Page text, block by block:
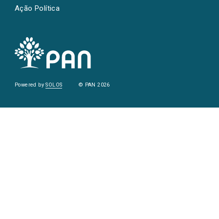
Ação Política
Powered bySOLOS © PAN 2026